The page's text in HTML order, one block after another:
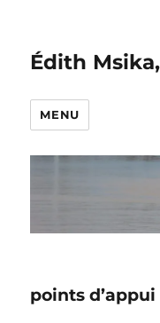
Édith
MENU
points d’appui